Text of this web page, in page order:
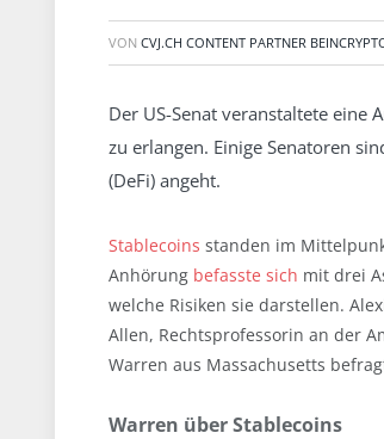
VON CVJ.CH CONTENT PARTNER
Der US-Senat veranstaltete eine
zu erlangen. Einige Senatoren
(DeFi) angeht.
Stablecoins standen im
Anhörung befasste sich mit drei
welche Risiken sie darstellen.
Allen, Rechtsprofessorin an der
Warren aus Massachusetts
Warren über Stablecoins